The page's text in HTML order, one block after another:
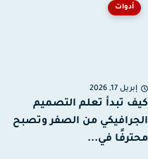
أدوات
17, 2026
تبدأ تعلم التصميم
من الصفر وتصبح
في...